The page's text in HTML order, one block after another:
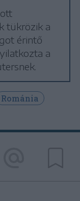
tükrözik a
érintő
a
Románia